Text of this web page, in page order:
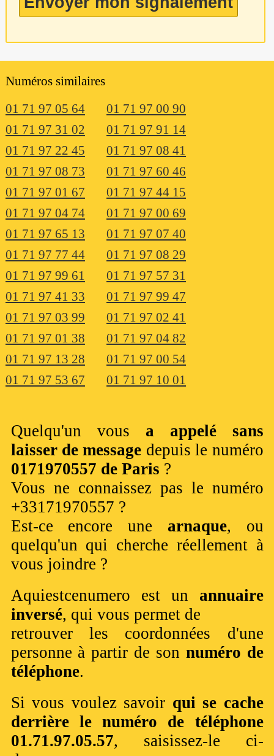
Numéros similaires
01 71 97 05 64
01 71 97 00 90
01 71 97 31 02
01 71 97 91 14
01 71 97 22 45
01 71 97 08 41
01 71 97 08 73
01 71 97 60 46
01 71 97 01 67
01 71 97 44 15
01 71 97 04 74
01 71 97 00 69
01 71 97 65 13
01 71 97 07 40
01 71 97 77 44
01 71 97 08 29
01 71 97 99 61
01 71 97 57 31
01 71 97 41 33
01 71 97 99 47
01 71 97 03 99
01 71 97 02 41
01 71 97 01 38
01 71 97 04 82
01 71 97 13 28
01 71 97 00 54
01 71 97 53 67
01 71 97 10 01
Quelqu'un vous a appelé sans
laisser de message depuis le numéro
0171970557 de Paris ?
Vous ne connaissez pas le numéro
+33171970557 ?
Est-ce encore une arnaque, ou
quelqu'un qui cherche réellement à
vous joindre ?
Aquiestcenumero est un annuaire
inversé, qui vous permet de
retrouver les coordonnées d'une
personne à partir de son numéro de
téléphone.
Si vous voulez savoir qui se cache
derrière le numéro de téléphone
01.71.97.05.57, saisissez-le ci-